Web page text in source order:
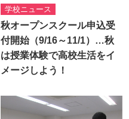
学校ニュース
秋オープンスクール申込受
付開始（9/16～11/1）…秋
は授業体験で高校生活をイ
メージしよう！